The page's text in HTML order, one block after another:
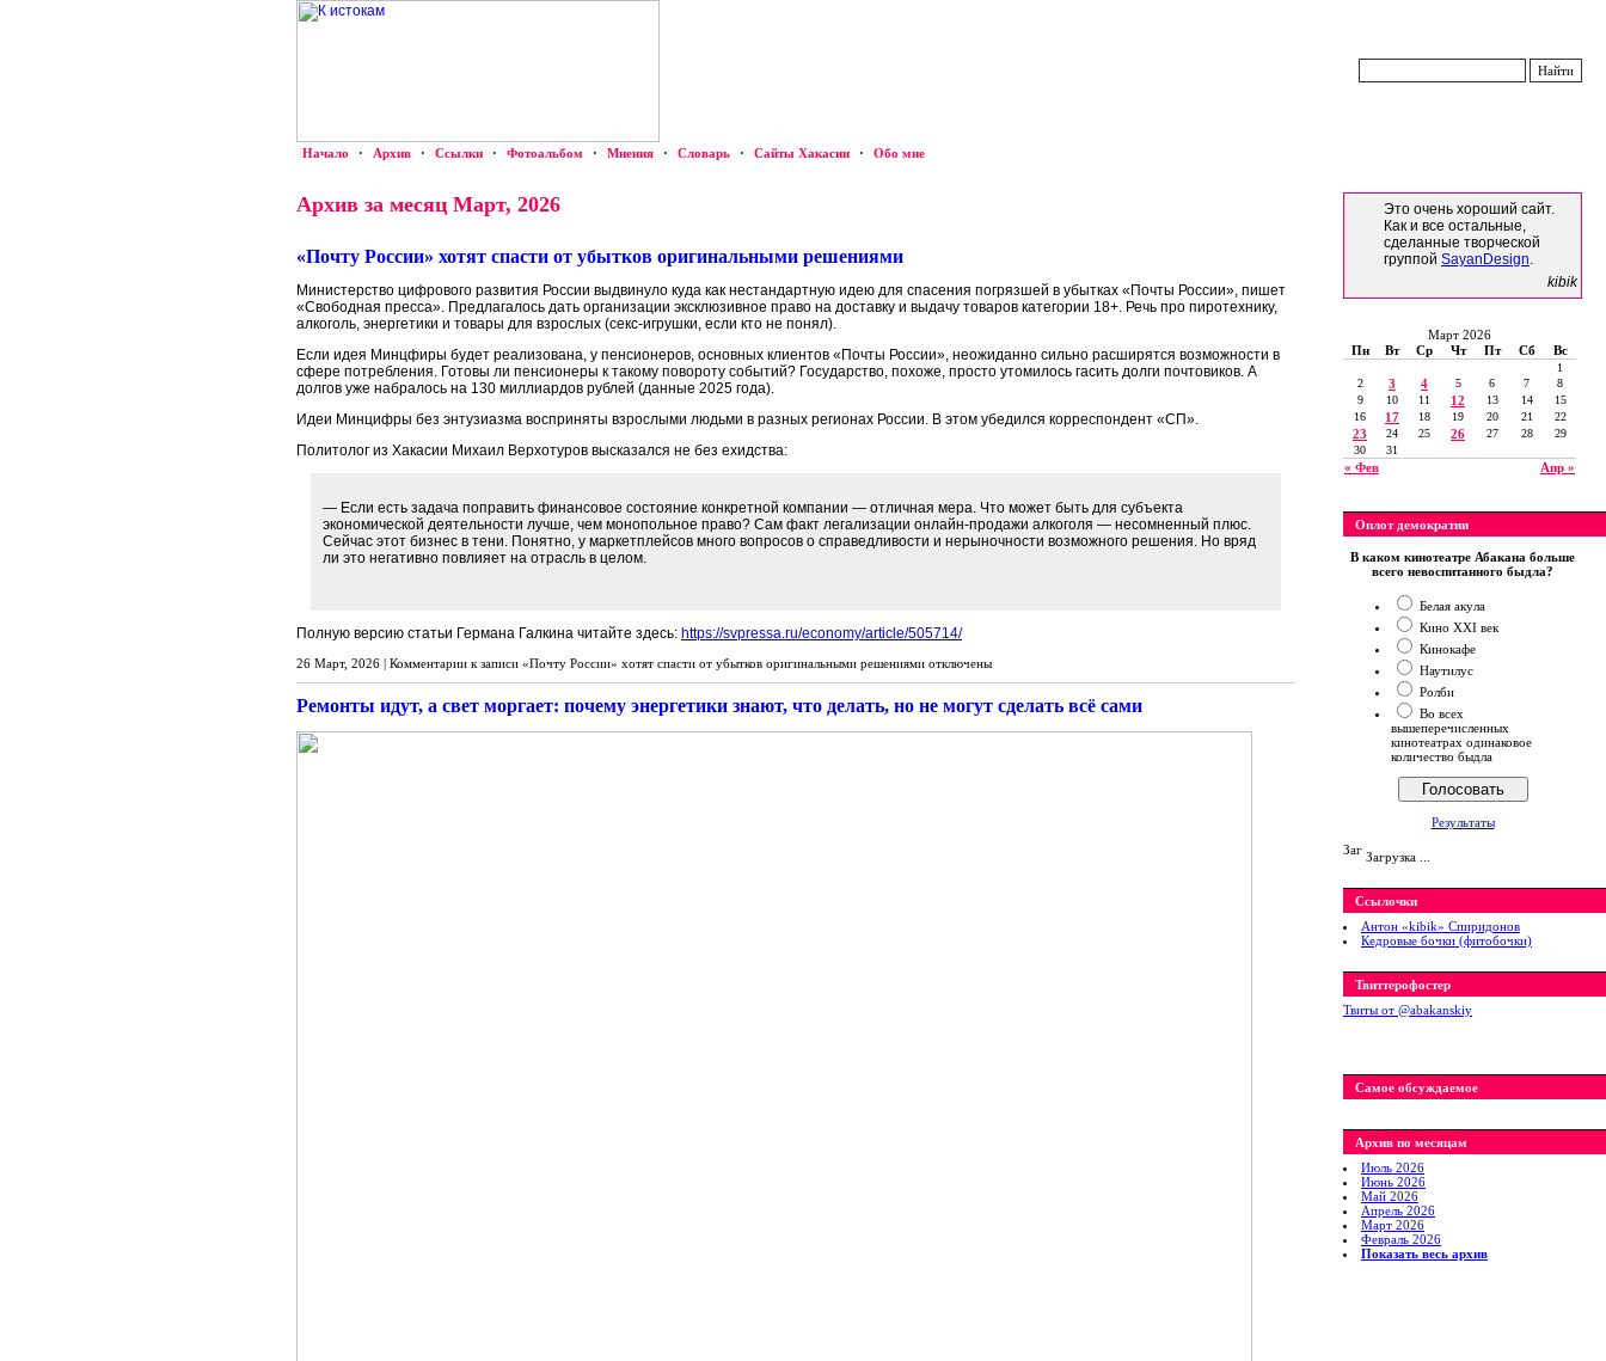
Начало · Архив · Ссылки · Фотоальбом · Мнения · Словарь · Сайты Хакасии · Обо мне
Архив за месяц Март, 2026
«Почту России» хотят спасти от убытков оригинальными решениями
Министерство цифрового развития России выдвинуло куда как нестандартную идею для спасения погрязшей в убытках «Почты России», пишет
«Свободная пресса». Предлагалось дать организации эксклюзивное право на доставку и выдачу товаров категории 18+. Речь про пиротехнику,
алкоголь, энергетики и товары для взрослых (секс-игрушки, если кто не понял).
Если идея Минцфиры будет реализована, у пенсионеров, основных клиентов «Почты России», неожиданно сильно расширятся возможности в
сфере потребления. Готовы ли пенсионеры к такому повороту событий? Государство, похоже, просто утомилось гасить долги почтовиков. А
долгов уже набралось на 130 миллиардов рублей (данные 2025 года).
Идеи Минцифры без энтузиазма восприняты взрослыми людьми в разных регионах России. В этом убедился корреспондент «СП».
Политолог из Хакасии Михаил Верхотуров высказался не без ехидства:
— Если есть задача поправить финансовое состояние конкретной компании — отличная мера. Что может быть для субъекта
экономической деятельности лучше, чем монопольное право? Сам факт легализации онлайн-продажи алкоголя — несомненный плюс.
Сейчас этот бизнес в тени. Понятно, у маркетплейсов много вопросов о справедливости и нерыночности возможного решения. Но вряд
ли это негативно повлияет на отрасль в целом.
Полную версию статьи Германа Галкина читайте здесь: https://svpressa.ru/economy/article/505714/
26 Март, 2026 | Комментарии к записи «Почту России» хотят спасти от убытков оригинальными решениями отключены
Ремонты идут, а свет моргает: почему энергетики знают, что делать, но не могут сделать всё сами
Это очень хороший сайт.
Как и все остальные,
сделанные творческой
группой SayanDesign.
kibik
Март 2026
Пн
Вт Ср Чт Пт Сб Вс
« Фев Апр »
1
2
3 4 5 6 7
8
9
10 11 12 13 14
15
16
17 18 19 20 21 22
23 24 25 26 27 28
29
30
31
Оплот демократии
В каком кинотеатре Абакана больше
всего невоспитанного быдла?
Белая акула
Кино XXI век
Кинокафе
Наутилус
Ролби
Во всех
вышеперечисленных
кинотеатрах одинаковое
количество быдла
Результаты
Загрузка ...
Ссылочки
Антон «kibik» Спиридонов
Кедровые бочки (фитобочки)
Твиттерофостер
Твиты от ‎@abakanskiy
Самое обсуждаемое
Архив по месяцам
Июль 2026
Июнь 2026
Май 2026
Апрель 2026
Март 2026
Февраль 2026
Показать весь архив